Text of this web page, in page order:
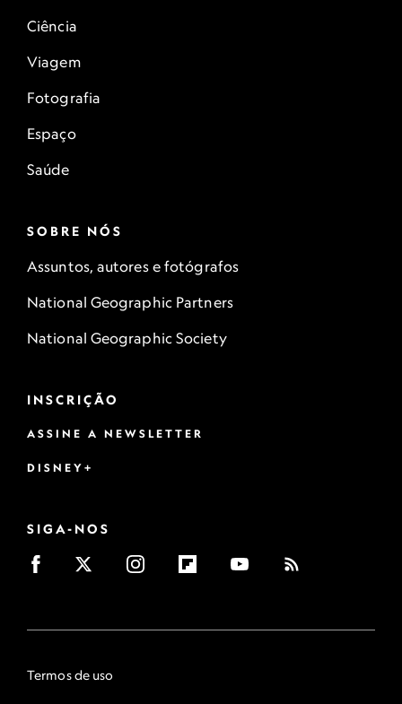
Ciência
Viagem
Fotografia
Espaço
Saúde
SOBRE NÓS
Assuntos, autores e fotógrafos
National Geographic Partners
National Geographic Society
INSCRIÇÃO
ASSINE A NEWSLETTER
DISNEY+
SIGA-NOS
Termos de uso